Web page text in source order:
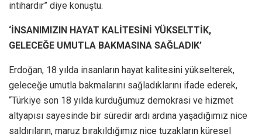
intihardır” diye konuştu.
‘İNSANIMIZIN HAYAT KALİTESİNİ YÜKSELTTİK,
GELECEĞE UMUTLA BAKMASINA SAĞLADIK’
Erdoğan, 18 yılda insanların hayat kalitesini yükselterek,
geleceğe umutla bakmalarını sağladıklarını ifade ederek,
“Türkiye son 18 yılda kurduğumuz demokrasi ve hizmet
altyapısı sayesinde bir süredir ardı ardına yaşadığımız nice
saldırıların, maruz bırakıldığımız nice tuzakların küresel